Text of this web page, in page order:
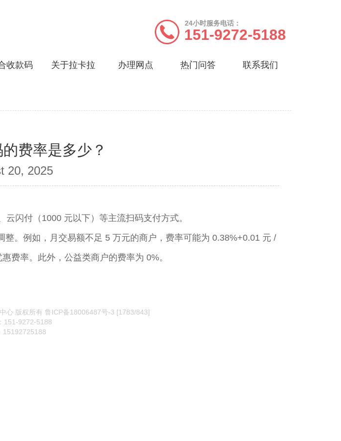
24小时服务电话：
151-9272-5188
收款码 关于拉卡拉 办理网点 热门问答 联系我们
费率是多少？
20, 2025
闪付（1000 元以下）等主流扫码支付方式。
。例如，月交易额不足 5 万元的商户，费率可能为 0.38%+0.01 元 /
费率。此外，公益类商户的费率为 0%。
心 版权所有 鲁ICP备18006487号-3 [1783/843]
151-9272-5188
15192725188